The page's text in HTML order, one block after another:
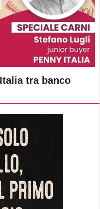
tra banco